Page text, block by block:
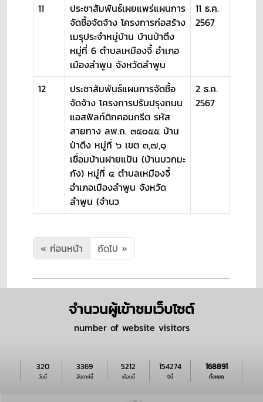
11
ประชาสัมพันธ์เผยแพร่แผนการ
จัดซื้อจัดจ้าง โครงการก่อสร้าง
เมรุประจำหมู่บ้าน บ้านป่าตึง
หมู่ที่ 6 ตำบลเหมืองจี้ อำเภอ
เมืองลำพูน จังหวัดลำพูน
11 ธ.ค.
2567
12
ประชาสัมพันธ์แผนการจัดซื้อ
จัดจ้าง โครงการปรับปรุงถนน
แอสฟัลท์ติกคอนกรีต รหัส
สายทาง ลพ.ถ. ๓๕๐๕๕ บ้าน
ป่าตึง หมู่ที่ ๖ เขต ๓,๗,๑
เชื่อมบ้านฝายแป้น (บ้านบวกมะ
กัง) หมู่ที่ ๔ ตำบลเหมืองจี้
อำเภอเมืองลำพูน จังหวัด
ลำพูน (จำนว
2 ธ.ค.
2567
« ก่อนหน้า ถัดไป »
จำนวนผู้เข้าชมเว็บไซต์
number of website visitors
วันนี้
320
สัปดาห์นี้
3369
เดือนนี้
5212
ปีนี้
154274
ทั้งหมด
168891